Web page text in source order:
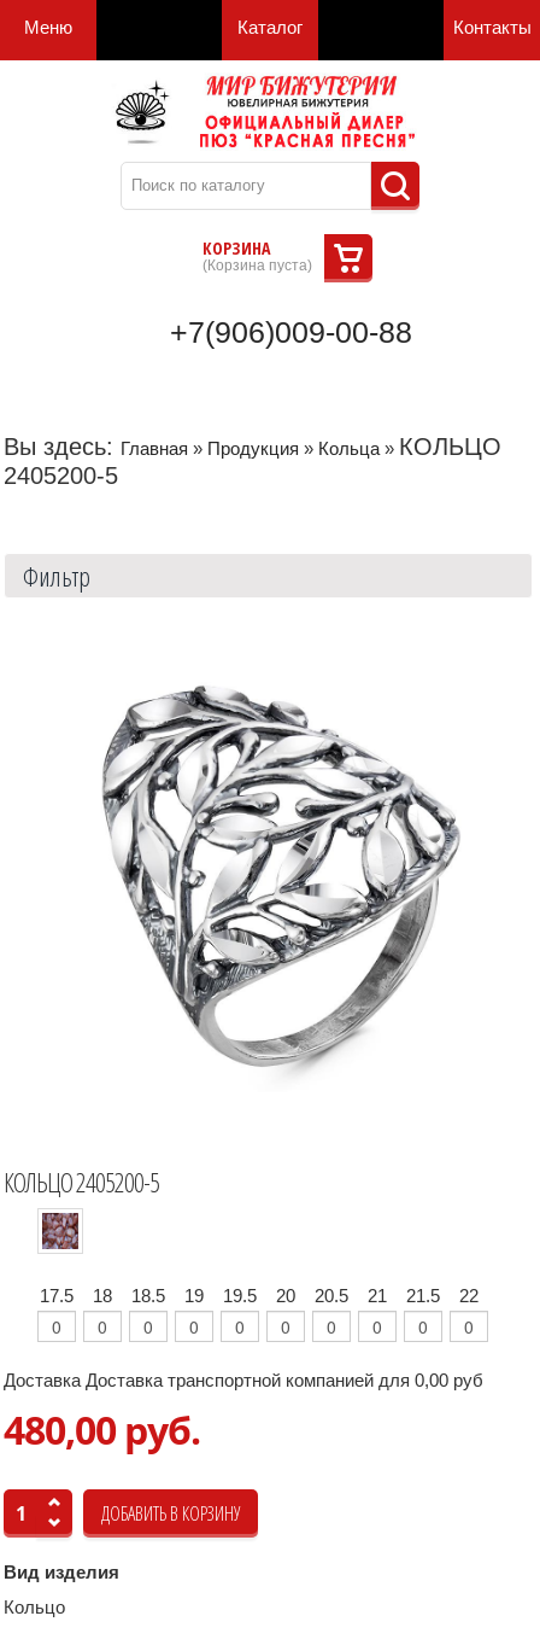
Меню Каталог Контакты
КОРЗИНА
(Корзина пуста)
+7(906)009-00-88
Вы здесь: Главная » Продукция » Кольца » КОЛЬЦО
2405200-5
Фильтр
КОЛЬЦО 2405200-5
17.5 18 18.5 19 19.5 20 20.5 21 21.5 22
Доставка Доставка транспортной компанией для 0,00 руб
480,00 руб.
Вид изделия
Кольцо